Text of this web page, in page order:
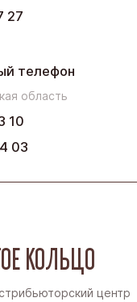
27
телефон
область
10
03
КОЛЬЦО
центр